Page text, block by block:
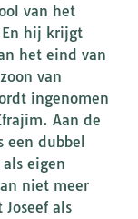
van het
En hij krijgt
het eind van
van
ingenomen
Aan de
dubbel
eigen
niet meer
als